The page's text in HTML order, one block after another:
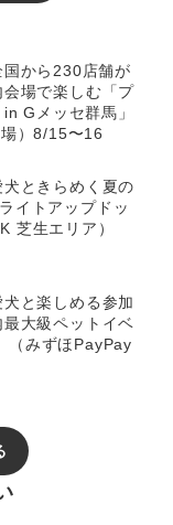
国から230店舗が
場で楽しむ「プ
Gメッセ群馬」
）8/15〜16
犬ときらめく夏の
イトアップドッ
芝生エリア）
犬と楽しめる参加
大級ペットイベ
（みずほPayPay